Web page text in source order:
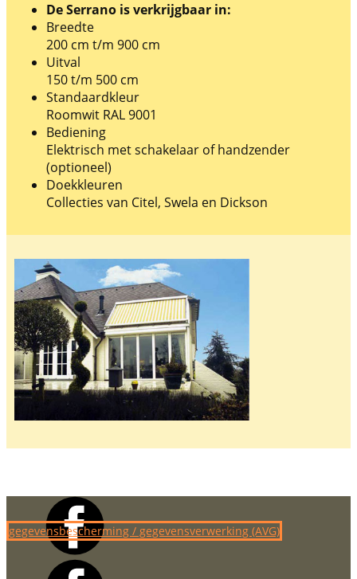
De Serrano is verkrijgbaar in:
Breedte
200 cm t/m 900 cm
Uitval
150 t/m 500 cm
Standaardkleur
Roomwit RAL 9001
Bediening
Elektrisch met schakelaar of handzender
(optioneel)
Doekkleuren
Collecties van Citel, Swela en Dickson
gegevensbescherming / gegevensverwerking (AVG)